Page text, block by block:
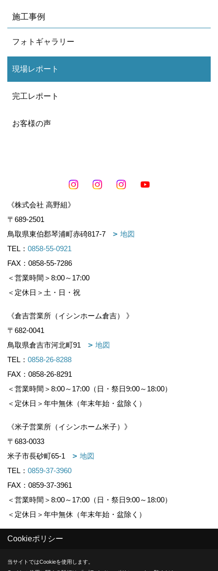
施工事例
フォトギャラリー
現場レポート
完工レポート
お客様の声
《株式会社 高野組》
〒689-2501
鳥取県東伯郡琴浦町赤碕817-7
地図
TEL： 0858-55-0921
FAX：0858-55-7286
＜営業時間＞8:00～17:00
＜定休日＞土・日・祝
《倉吉営業所（イシンホーム倉吉） 》
〒682-0041
鳥取県倉吉市河北町91
地図
TEL： 0858-26-8288
FAX：0858-26-8291
＜営業時間＞8:00～17:00（日・祭日9:00～18:00）
＜定休日＞年中無休（年末年始・盆除く）
《米子営業所（イシンホーム米子）》
〒683-0033
米子市長砂町65-1
地図
TEL： 0859-37-3960
FAX：0859-37-3961
＜営業時間＞8:00～17:00（日・祭日9:00～18:00）
＜定休日＞年中無休（年末年始・盆除く）
Produced byゴデスクリエイト
Cookieポリシー
当サイトではCookieを使用します。